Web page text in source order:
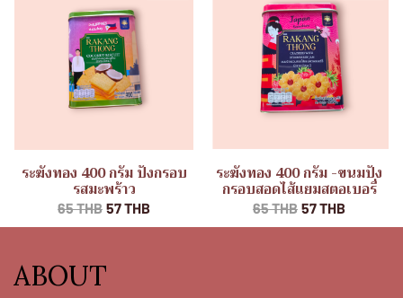
ระฆังทอง 400 กรัม ปังกรอบ
รสมะพร้าว
65 THB 57 THB
ระฆังทอง 400 กรัม -ขนมปัง
กรอบสอดไส้แยมสตอเบอรี่
65 THB 57 THB
ABOUT